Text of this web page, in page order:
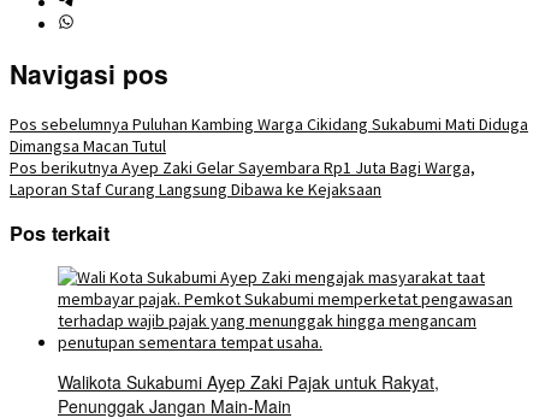
Navigasi pos
Pos sebelumnya Puluhan Kambing Warga Cikidang Sukabumi Mati Diduga
Dimangsa Macan Tutul
Pos berikutnya Ayep Zaki Gelar Sayembara Rp1 Juta Bagi Warga,
Laporan Staf Curang Langsung Dibawa ke Kejaksaan
Pos terkait
Walikota Sukabumi Ayep Zaki Pajak untuk Rakyat,
Penunggak Jangan Main-Main